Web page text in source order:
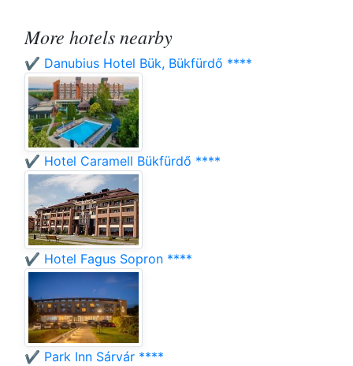
More hotels nearby
✔️ Danubius Hotel Bük, Bükfürdő ****
✔️ Hotel Caramell Bükfürdő ****
✔️ Hotel Fagus Sopron ****
✔️ Park Inn Sárvár ****